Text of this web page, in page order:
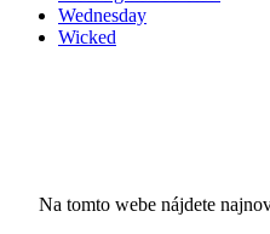
Wednesday
Wicked
Na tomto webe nájdete